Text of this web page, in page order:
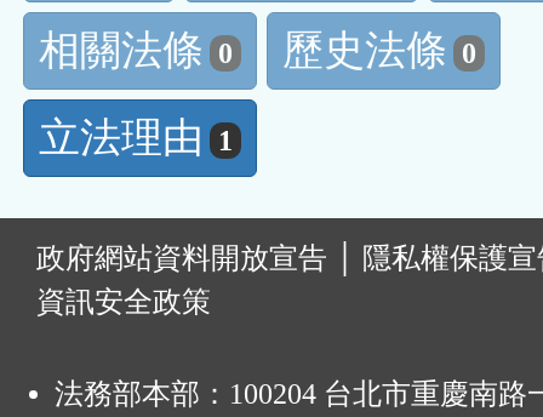
相關法條 0 歷史法條 0
立法理由 1
政府網站資料開放宣告
隱私權保護
資訊安全政策
法務部本部：100204 台北市重慶南路